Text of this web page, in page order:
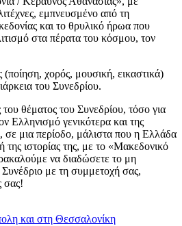
εμπνευσμένο από τη
και το θρυλικό ήρωα που
στα πέρατα του κόσμου, τον
(ποίηση, χορός, μουσική, εικαστικά)
του Συνεδρίου.
του θέματος του Συνεδρίου, τόσο για
Ελληνισμό γενικότερα και της
σε μια περίοδο, μάλιστα που η Ελλάδα
της ιστορίας της, με το «Μακεδονικό
να διαδώσετε το μη
με τη συμμετοχή σας,
σας!
και στη Θεσσαλονίκη